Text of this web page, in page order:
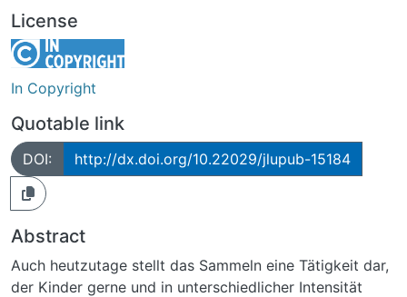
License
In Copyright
Quotable link
DOI: http://dx.doi.org/10.22029/jlupub-15184
Abstract
Auch heutzutage stellt das Sammeln eine Tätigkeit dar,
der Kinder gerne und in unterschiedlicher Intensität